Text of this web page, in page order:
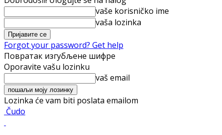
vaše korisničko ime
vaša lozinka
Forgot your password? Get help
Повратак изгубљене шифре
Oporavite vašu lozinku
vaš email
Lozinka će vam biti poslata emailom
Čudo